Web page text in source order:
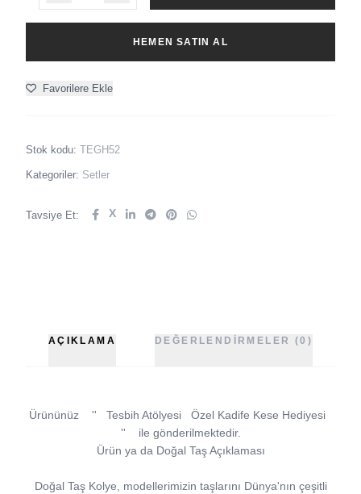
HEMEN SATIN AL
Favorilere Ekle
Stok kodu: TEGH52
Kategoriler: Setler
Tavsiye Et: X
AÇIKLAMA DEĞERLENDIRMELER (0)
Ürününüz '' Tesbih Atölyesi
Özel Kadife Kese Hediyesi
''
ile gönderilmektedir.
Ürün ya da Doğal Taş Açıklaması
Doğal Taş Kolye, modellerimizin taşlarını Dünya'nın çeşitli